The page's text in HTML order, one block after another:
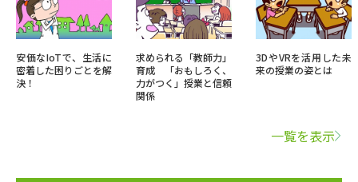
安価なIoTで、生活に
密着した困りごとを解
決！
求められる「教師力」
育成 「おもしろく、
力がつく」授業と信頼
関係
3DやVRを活用した未
来の授業の姿とは
一覧を表示